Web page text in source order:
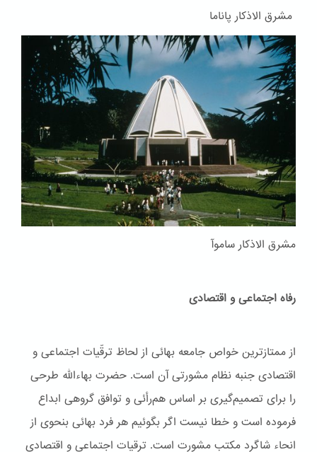
مشرق الاذکار پاناما
مشرق الاذکار ساموآ
رفاه اجتماعی و اقتصادی
از ممتازترین خواص جامعه بهائی از لحاظ ترقّیات اجتماعی و
اقتصادی جنبه نظام مشورتی آن است. حضرت بهاءاللّه طرحی
را برای تصمیم‌گیری بر اساس هم‌رأئی و توافق گروهی ابداع
فرموده است و خطا نیست اگر بگوئیم هر فرد بهائی بنحوی از
انحاء شاگرد مکتب مشورت است. ترقیات اجتماعی و اقتصادی